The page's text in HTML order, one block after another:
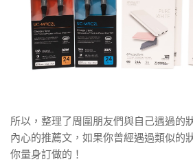
所以，整理了周圍朋友們與自己遇過的
內心的推薦文，如果你曾經遇過類似的
你量身訂做的！